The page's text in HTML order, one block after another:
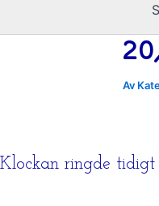
Av
Klockan ringde